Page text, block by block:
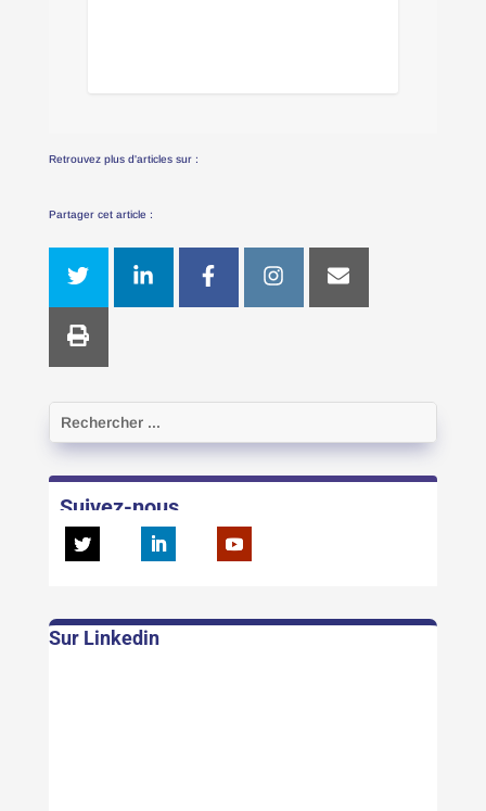
Retrouvez plus d'articles sur :
Partager cet article :
Suivez-nous
Sur Linkedin